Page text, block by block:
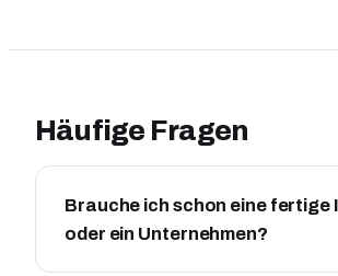
Häufige Fragen
Brauche ich schon eine fertige
oder ein Unternehmen?